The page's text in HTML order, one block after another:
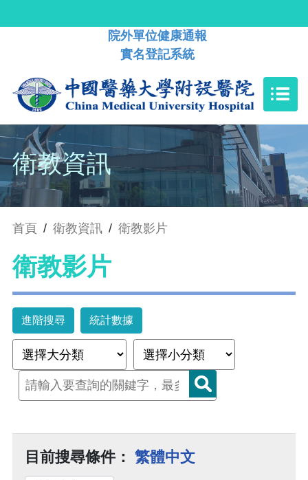
院外單位健康通報
實名登記系統
衛教資訊
首頁 / 衛教資訊 / 衛教影片
衛教影片
進階搜尋 統計數據
目前搜尋條件： 繁體中文